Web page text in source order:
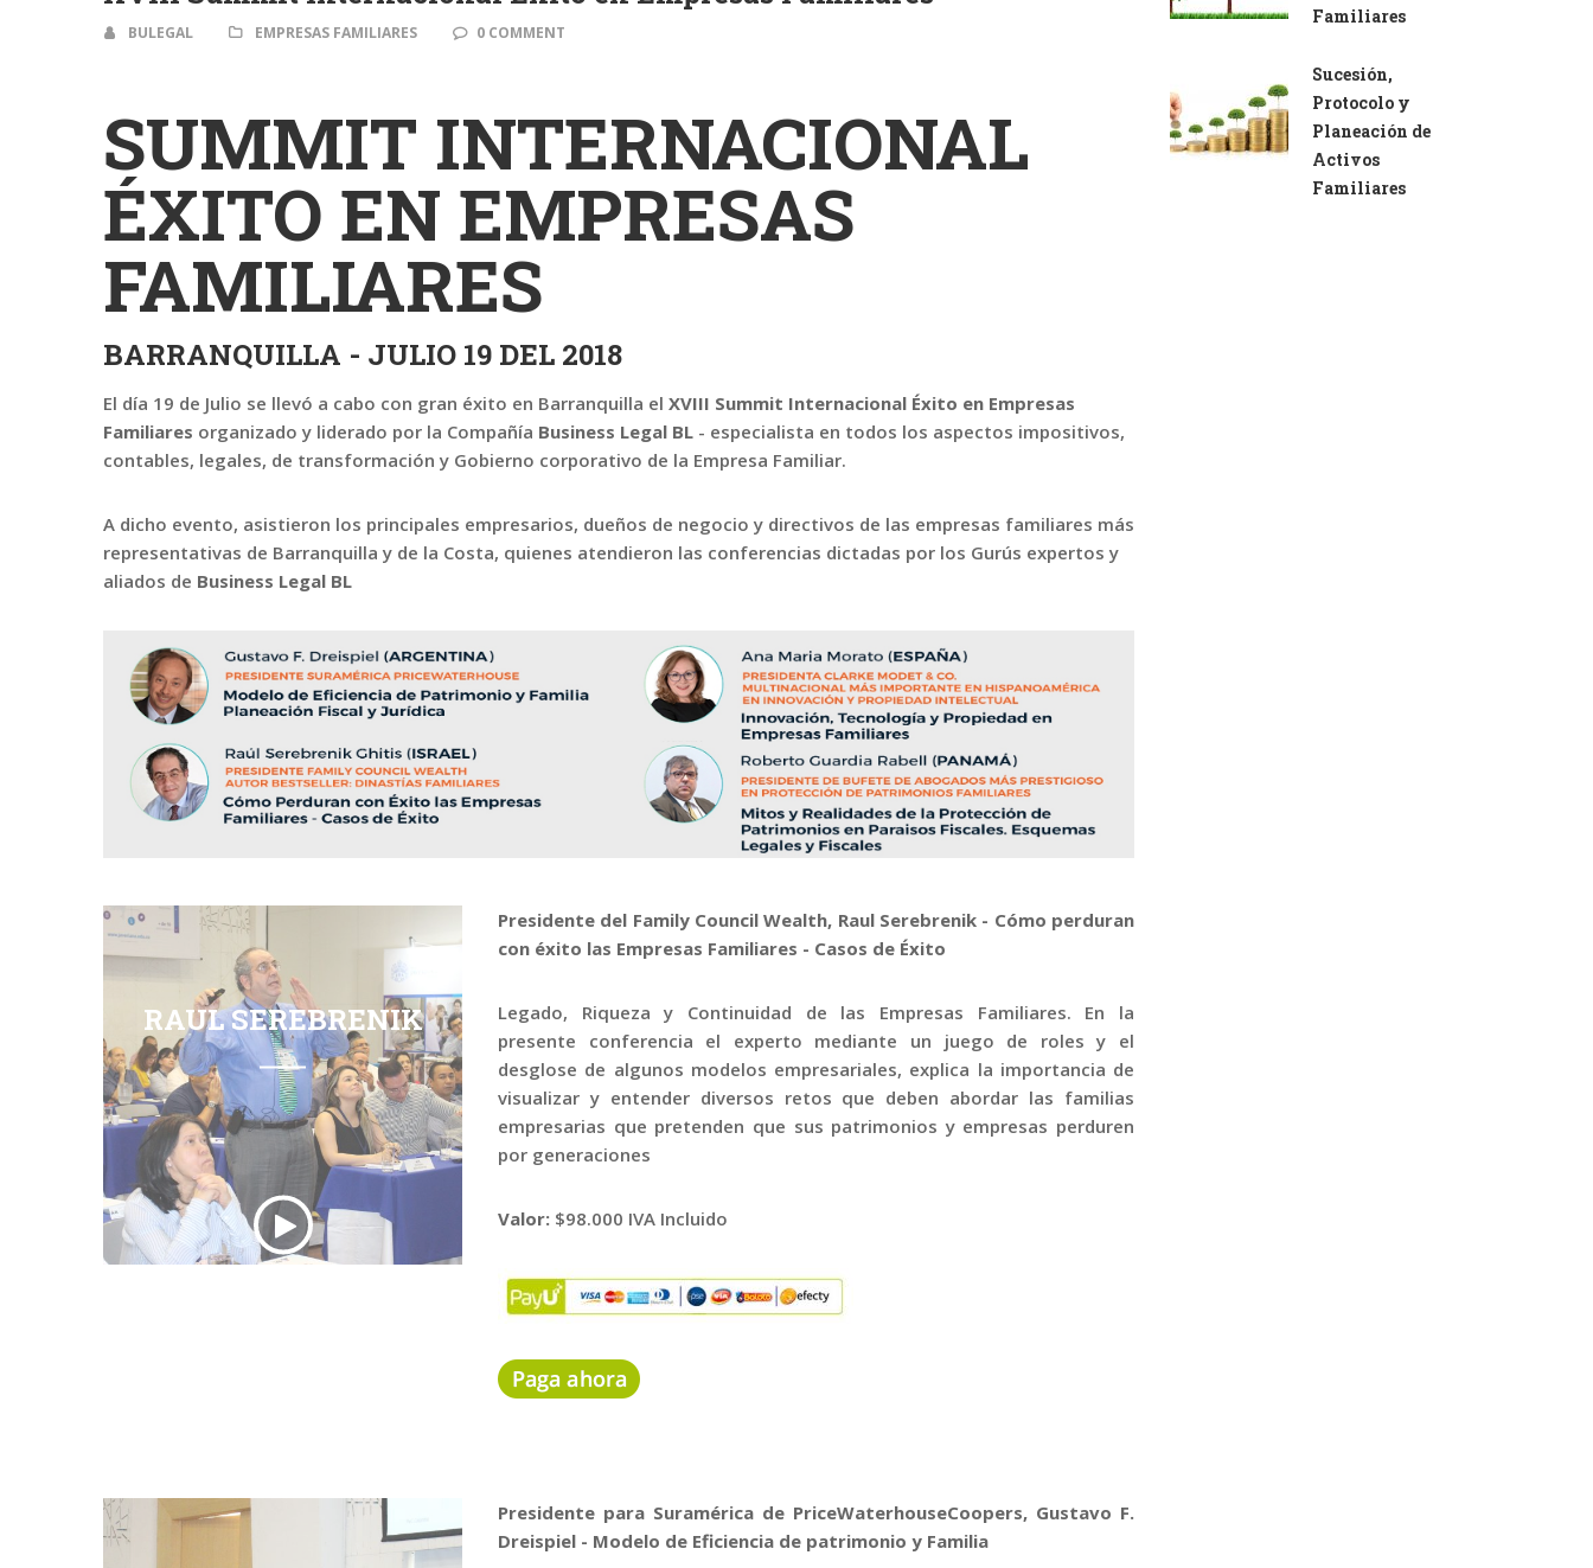
BULEGAL EMPRESAS FAMILIARES 0 COMMENT
SUMMIT INTERNACIONAL
ÉXITO EN EMPRESAS
FAMILIARES
BARRANQUILLA - JULIO 19 DEL 2018
El día 19 de Julio se llevó a cabo con gran éxito en Barranquilla el XVIII Summit Internacional Éxito en Empresas
Familiares organizado y liderado por la Compañía Business Legal BL - especialista en todos los aspectos impositivos,
contables, legales, de transformación y Gobierno corporativo de la Empresa Familiar.
A dicho evento, asistieron los principales empresarios, dueños de negocio y directivos de las empresas familiares más
representativas de Barranquilla y de la Costa, quienes atendieron las conferencias dictadas por los Gurús expertos y
aliados de Business Legal BL
RAUL SEREBRENIK
Presidente del Family Council Wealth, Raul Serebrenik - Cómo perduran
con éxito las Empresas Familiares - Casos de Éxito
Legado, Riqueza y Continuidad de las Empresas Familiares. En la
presente conferencia el experto mediante un juego de roles y el
desglose de algunos modelos empresariales, explica la importancia de
visualizar y entender diversos retos que deben abordar las familias
empresarias que pretenden que sus patrimonios y empresas perduren
por generaciones
Valor: $98.000 IVA Incluido
Presidente para Suramérica de PriceWaterhouseCoopers, Gustavo F.
Dreispiel - Modelo de Eficiencia de patrimonio y Familia
Familiares
Sucesión,
Protocolo y
Planeación de
Activos
Familiares